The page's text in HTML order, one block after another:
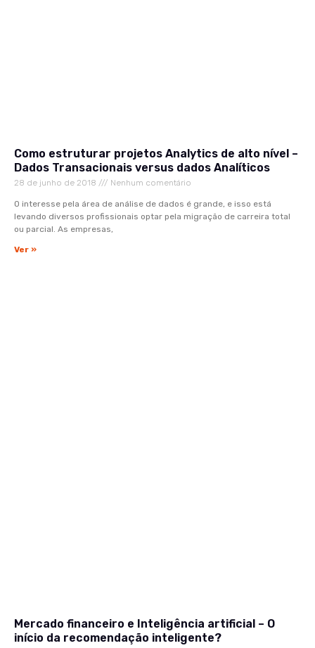
Como estruturar projetos Analytics de alto nível –
Dados Transacionais versus dados Analíticos
28 de junho de 2018 Nenhum comentário
O interesse pela área de análise de dados é grande, e isso está
levando diversos profissionais optar pela migração de carreira total
ou parcial. As empresas,
Ver »
Mercado financeiro e Inteligência artificial – O
início da recomendação inteligente?